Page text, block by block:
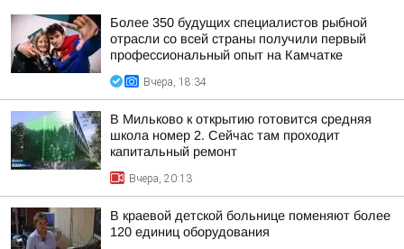
Более 350 будущих специалистов рыбной
отрасли со всей страны получили первый
профессиональный опыт на Камчатке
Вчера, 18:34
В Мильково к открытию готовится средняя
школа номер 2. Сейчас там проходит
капитальный ремонт
Вчера, 20:13
В краевой детской больнице поменяют более
120 единиц оборудования